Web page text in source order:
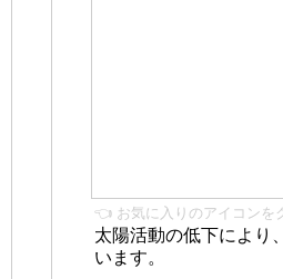
👈 お気に入りのアイコンを
太陽活動の低下により
います。